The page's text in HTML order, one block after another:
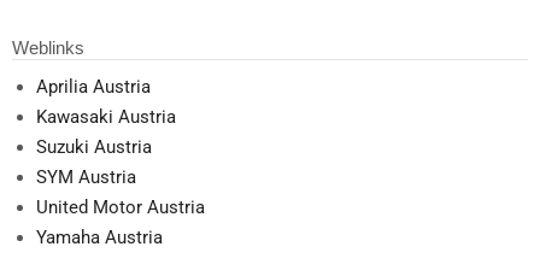
Weblinks
Aprilia Austria
Kawasaki Austria
Suzuki Austria
SYM Austria
United Motor Austria
Yamaha Austria